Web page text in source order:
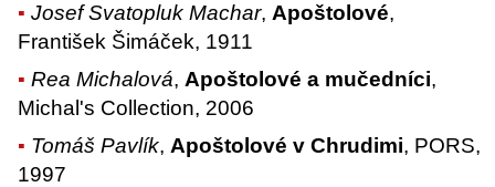
Josef Svatopluk Machar,Apoštolové,
František Šimáček, 1911
Rea Michalová,Apoštolové a mučedníci,
Michal's Collection, 2006
Tomáš Pavlík,Apoštolové v Chrudimi, PORS,
1997